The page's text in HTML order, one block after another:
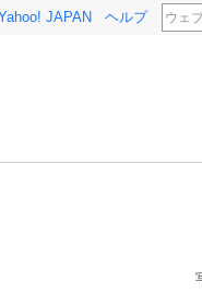
JAPAN ヘルプ